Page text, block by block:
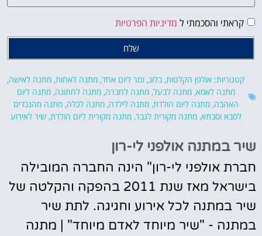
קראתי והסכמתי ל מדיניות הפרטיות
שלח
קטגוריות: אולפן הקלטות, בלוג, זמר ליום אחד, מתנה לאחות, מתנה לאישה,
מתנה לאמא,מתנה לבעל,מתנה לחברה,מתנה לחתונה,מתנה ליום
האהבה,מתנה ליום הולדת,מתנה לילדה,מתנה לכלה,מתנה מהנכדים
לסבא וסבתא,מתנה מקורית לגבר,מתנה מקורית ליום הולדת,שיר לאירוע
שיר במתנה אולפני לי-רון
חברת אולפני לי-רון" הינה החברה המובילה
בישראל מאז שנת 2011 בהפקה והקלטה של
שיר במתנה לכל אירוע וחגיגה. לתת שיר
במתנה - "שיר מיוחד לאדם מיוחד" | מתנה